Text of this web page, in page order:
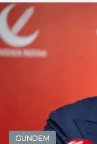
GÜNDEM